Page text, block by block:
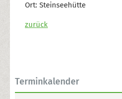
Ort: Steinseehütte
zurück
Terminkalender